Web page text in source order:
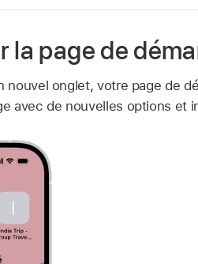
la page de
nouvel onglet, votre page de
avec de nouvelles options et